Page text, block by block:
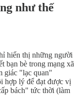
như thế
hiển thị những người
bạn bè trong mạng xã
giác "lạc quan"
hợp lý để đạt được vị
bách" tức thời (làm